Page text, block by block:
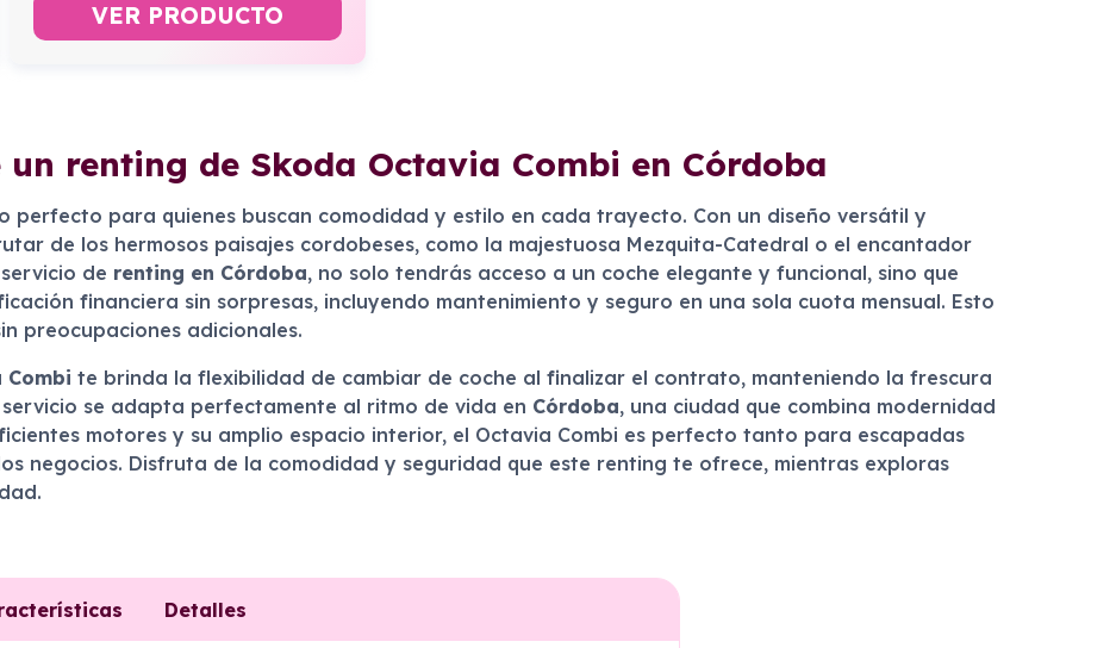
VER PRODUCTO
un renting de Skoda Octavia Combi en Córdoba
perfecto para quienes buscan comodidad y estilo en cada trayecto. Con un diseño versátil y
de los hermosos paisajes cordobeses, como la majestuosa Mezquita-Catedral o el encantador
de renting en Córdoba, no solo tendrás acceso a un coche elegante y funcional, sino que
financiera sin sorpresas, incluyendo mantenimiento y seguro en una sola cuota mensual. Esto
preocupaciones adicionales.
Combi te brinda la flexibilidad de cambiar de coche al finalizar el contrato, manteniendo la frescura
se adapta perfectamente al ritmo de vida en Córdoba, una ciudad que combina modernidad
motores y su amplio espacio interior, el Octavia Combi es perfecto tanto para escapadas
negocios. Disfruta de la comodidad y seguridad que este renting te ofrece, mientras exploras
Detalles